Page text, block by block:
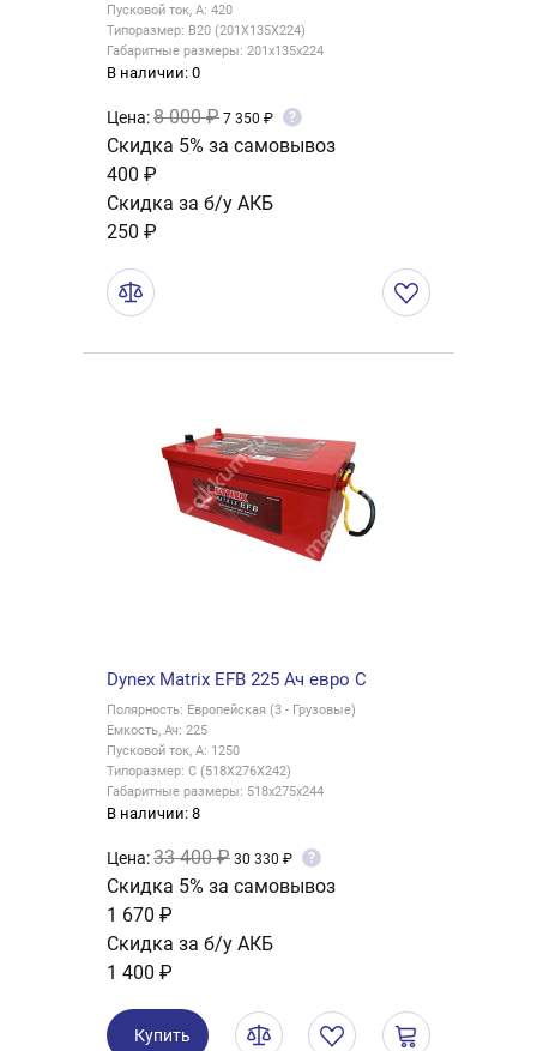
Пусковой ток, А: 420
Типоразмер: B20 (201X135X224)
Габаритные размеры: 201x135x224
В наличии: 0
Цена:8 000 ₽ 7 350 ₽ ?
Скидка 5% за самовывоз
400 ₽
Скидка за б/у АКБ
250 ₽
Dynex Matrix EFB 225 Ач евро C
Полярность: Европейская (3 - Грузовые)
Емкость, Ач: 225
Пусковой ток, А: 1250
Типоразмер: C (518X276X242)
Габаритные размеры: 518x275x244
В наличии: 8
Цена:33 400 ₽ 30 330 ₽ ?
Скидка 5% за самовывоз
1 670 ₽
Скидка за б/у АКБ
1 400 ₽
Купить